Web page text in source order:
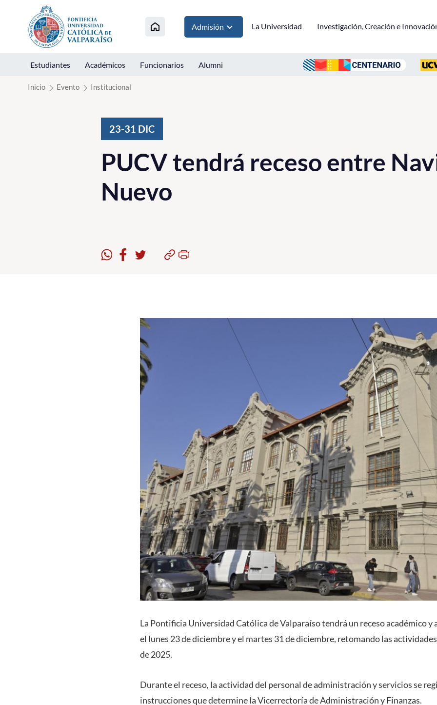
Click acá para ir directamente al contenido
Admisión La Universidad Investigación, Creación e
Estudiantes Académicos Funcionarios Alumni
Inicio Evento Institucional
23-31 DIC
PUCV tendrá receso entre
Nuevo
La Pontificia Universidad Católica de Valparaíso tendrá un receso académico
el lunes 23 de diciembre y el martes 31 de diciembre, retomando las
de 2025.
Durante el receso, la actividad del personal de administración y servicios se
instrucciones que determine la Vicerrectoría de Administración y Finanzas.